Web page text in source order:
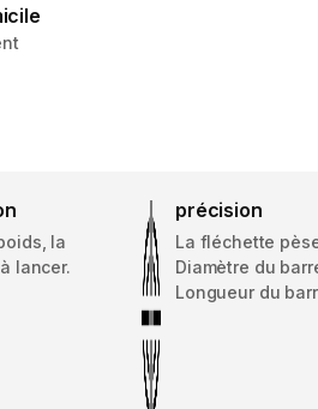
la
lancer.
précision
La fléchette
Diamètre du
Longueur du